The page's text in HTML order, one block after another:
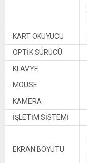
KART OKUYUCU
OPTİK SÜRÜCÜ
KLAVYE
MOUSE
KAMERA
İŞLETİM SİSTEMİ
EKRAN BOYUTU